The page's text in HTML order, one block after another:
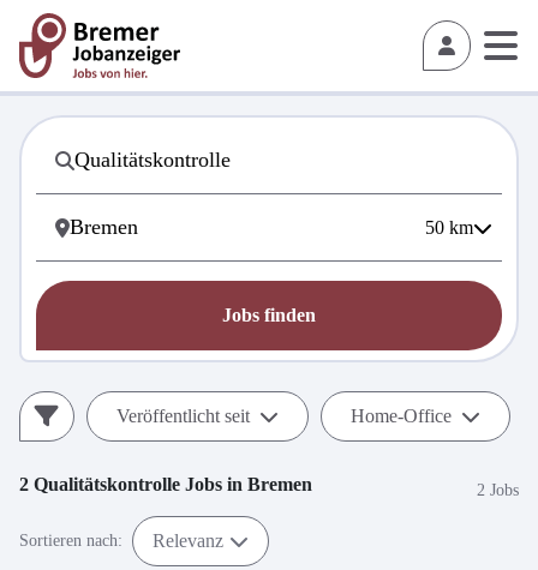
50 km
Jobs finden
Veröffentlicht seit Home-Office
2 Qualitätskontrolle Jobs in Bremen 2 Jobs
Sortieren nach: Relevanz